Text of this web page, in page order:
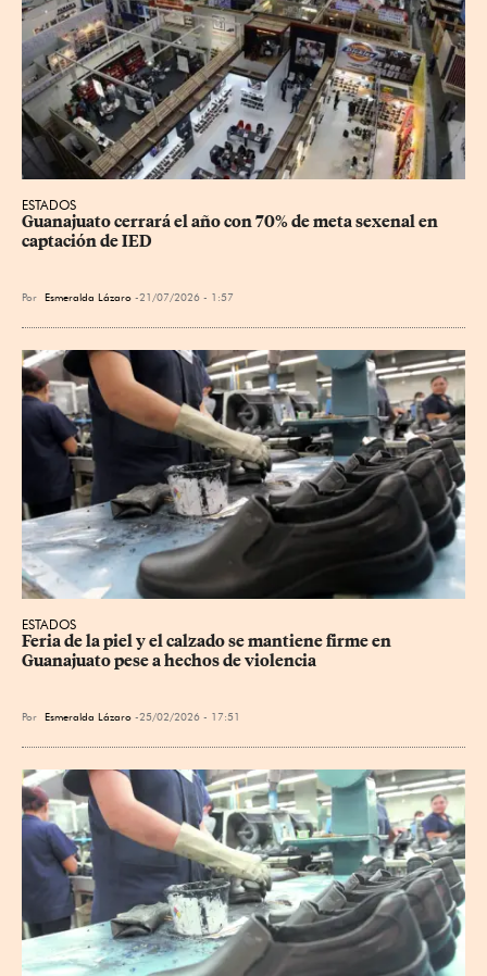
ESTADOS
Guanajuato cerrará el año con 70% de meta sexenal en
captación de IED
Por Esmeralda Lázaro 21/07/2026 - 1:57
ESTADOS
Feria de la piel y el calzado se mantiene firme en
Guanajuato pese a hechos de violencia
Por Esmeralda Lázaro 25/02/2026 - 17:51